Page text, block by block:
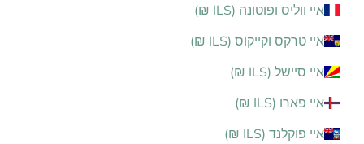
איי ווליס ופוטונה (ILS ₪)
איי טרקס וקייקוס (ILS ₪)
איי סיישל (ILS ₪)
איי פארו (ILS ₪)
איי פוקלנד (ILS ₪)